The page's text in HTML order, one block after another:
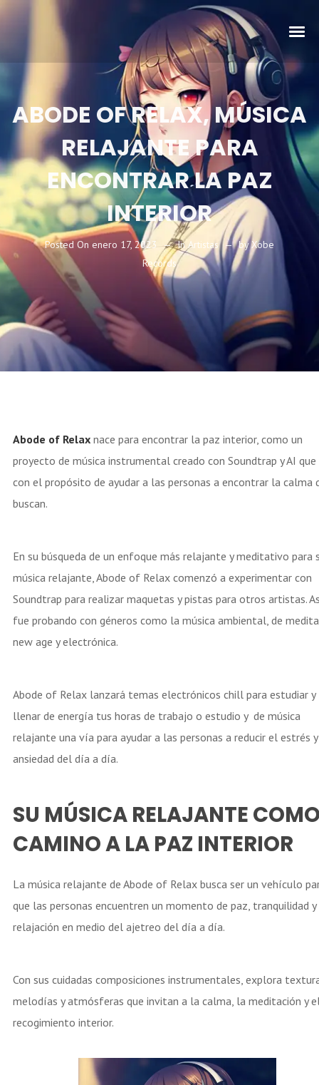
ABODE OF RELAX, MÚSICA
RELAJANTE PARA
ENCONTRAR LA PAZ
INTERIOR
Posted On enero 17, 2023 InArtistas byXobe
Records
Abode of Relaxnace para encontrar la paz interior, como un
proyecto de música instrumental creado con Soundtrap y AI que
con el propósito de ayudar a las personas a encontrar la calma
buscan.
En su búsqueda de un enfoque más relajante y meditativo para
música relajante, Abode of Relax comenzó a experimentar con
Soundtrap para realizar maquetas y pistas para otros artistas.
fue probando con géneros como la música ambiental, de
new age y electrónica.
Abode of Relax lanzará temas electrónicos chill para estudiar y
llenar de energía tus horas de trabajo o estudio y de música
relajante una vía para ayudar a las personas a reducir el estrés
ansiedad del día a día.
SU MÚSICA RELAJANTE
CAMINO A LA PAZ INTERIOR
La música relajante de Abode of Relax busca ser un vehículo
que las personas encuentren un momento de paz, tranquilidad y
relajación en medio del ajetreo del día a día.
Con sus cuidadas composiciones instrumentales, explora
melodías y atmósferas que invitan a la calma, la meditación y
recogimiento interior.